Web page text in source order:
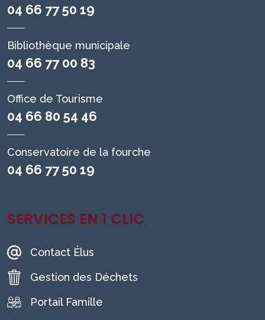
04 66 77 50 19
Bibliothèque municipale
04 66 77 00 83
Office de Tourisme
04 66 80 54 46
Conservatoire de la fourche
04 66 77 50 19
SERVICES EN 1 CLIC
Contact Élus
Gestion des Déchets
Portail Famille